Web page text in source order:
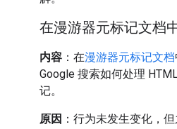
在漫游器元标记文档
内容 ：在漫游器元标记文档
Google 搜索如何处理
记。
原因 ：行为未发生变化，